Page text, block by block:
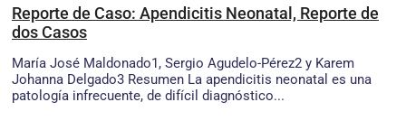
Reporte de Caso: Apendicitis Neonatal, Reporte de
dos Casos
María José Maldonado1, Sergio Agudelo-Pérez2 y Karem
Johanna Delgado3 Resumen La apendicitis neonatal es una
patología infrecuente, de difícil diagnóstico...